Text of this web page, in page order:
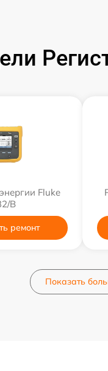
Fluke
B
ремонт
Показать